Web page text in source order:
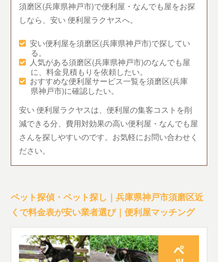
須磨区(兵庫県神戸市)で便利屋・なんでも屋をお探
しなら、安い 便利屋ラクヤスへ。
安い便利屋を須磨区(兵庫県神戸市)で探してい
る。
人気がある須磨区(兵庫県神戸市)のなんでも屋
に、料金見積もりを依頼したい。
おすすめな便利屋サービス一覧を須磨区(兵庫
県神戸市)に確認したい。
安い 便利屋ラクヤスは、便利屋の集客コストを削
減できる分、費用対効果の高い便利屋・なんでも屋
さんを探しやすいのです。お気軽にお問い合わせく
ださい。
ペット探偵・ペット探し｜兵庫県神戸市須磨区近
くで料金表が安い業者選び｜便利屋マッチング